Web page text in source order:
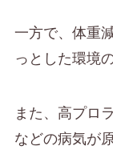
一方で、体重
っとした環境
また、高プロ
などの病気が